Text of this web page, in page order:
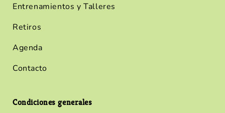
Entrenamientos y Talleres
Retiros
Agenda
Contacto
Condiciones generales